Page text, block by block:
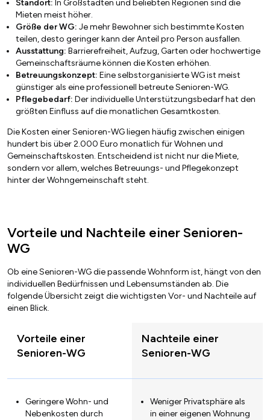
Standort: In Großstädten und beliebten Regionen sind die
Mieten meist höher.
Größe der WG: Je mehr Bewohner sich bestimmte Kosten
teilen, desto geringer kann der Anteil pro Person ausfallen.
Ausstattung: Barrierefreiheit, Aufzug, Garten oder hochwertige
Gemeinschaftsräume können die Kosten erhöhen.
Betreuungskonzept: Eine selbstorganisierte WG ist meist
günstiger als eine professionell betreute Senioren-WG.
Pflegebedarf: Der individuelle Unterstützungsbedarf hat den
größten Einfluss auf die monatlichen Gesamtkosten.
Die Kosten einer Senioren-WG liegen häufig zwischen einigen
hundert bis über 2.000 Euro monatlich für Wohnen und
Gemeinschaftskosten. Entscheidend ist nicht nur die Miete,
sondern vor allem, welches Betreuungs- und Pflegekonzept
hinter der Wohngemeinschaft steht.
Vorteile und Nachteile einer Senioren-
WG
Ob eine Senioren-WG die passende Wohnform ist, hängt von den
individuellen Bedürfnissen und Lebensumständen ab. Die
folgende Übersicht zeigt die wichtigsten Vor- und Nachteile auf
einen Blick.
Vorteile einer
Senioren-WG
Nachteile einer
Senioren-WG
Geringere Wohn- und
Nebenkosten durch
Weniger Privatsphäre als
in einer eigenen Wohnung